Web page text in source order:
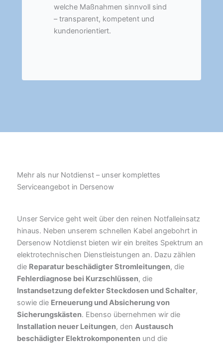
welche Maßnahmen sinnvoll sind
– transparent, kompetent und
kundenorientiert.
Mehr als nur Notdienst – unser komplettes
Serviceangebot in Dersenow
Unser Service geht weit über den reinen Notfalleinsatz
hinaus. Neben unserem schnellen Kabel angebohrt in
Dersenow Notdienst bieten wir ein breites Spektrum an
elektrotechnischen Dienstleistungen an. Dazu zählen
die Reparatur beschädigter Stromleitungen, die
Fehlerdiagnose bei Kurzschlüssen, die
Instandsetzung defekter Steckdosen und Schalter,
sowie die Erneuerung und Absicherung von
Sicherungskästen. Ebenso übernehmen wir die
Installation neuer Leitungen, den Austausch
beschädigter Elektrokomponenten und die